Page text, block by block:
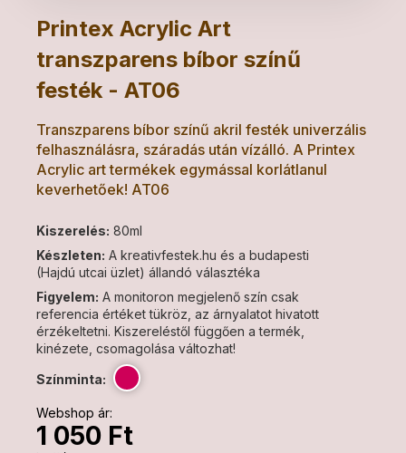
Printex Acrylic Art
transzparens bíbor színű
festék - AT06
Transzparens bíbor színű akril festék univerzális
felhasználásra, száradás után vízálló. A Printex
Acrylic art termékek egymással korlátlanul
keverhetőek! AT06
Kiszerelés: 80ml
Készleten: A kreativfestek.hu és a budapesti
(Hajdú utcai üzlet) állandó választéka
Figyelem: A monitoron megjelenő szín csak
referencia értéket tükröz, az árnyalatot hivatott
érzékeltetni. Kiszereléstől függően a termék,
kinézete, csomagolása változhat!
Színminta:
Webshop ár:
1 050 Ft